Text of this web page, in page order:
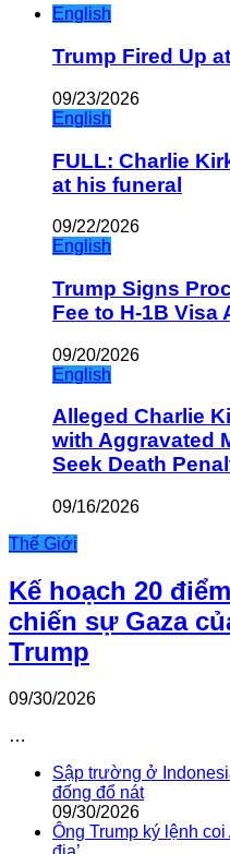
English
Trump Fired Up
09/23/2026
English
FULL: Charlie
at his funeral
09/22/2026
English
Trump Signs
Fee to H-1B Visa
09/20/2026
English
Alleged Charlie
with Aggravated
Seek Death
09/16/2026
Thế Giới
Kế hoạch 20
chiến sự Gaza
Trump
09/30/2026
…
Sập trường ở
đống đổ nát
09/30/2026
Ông Trump ký lệnh